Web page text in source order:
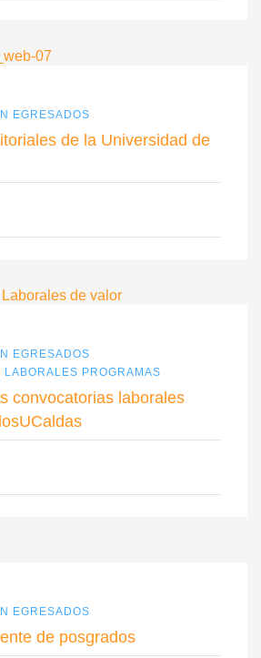
EGRESADOS
de la Universidad de
EGRESADOS
LABORALES PROGRAMAS
convocatorias laborales
EGRESADOS
de posgrados